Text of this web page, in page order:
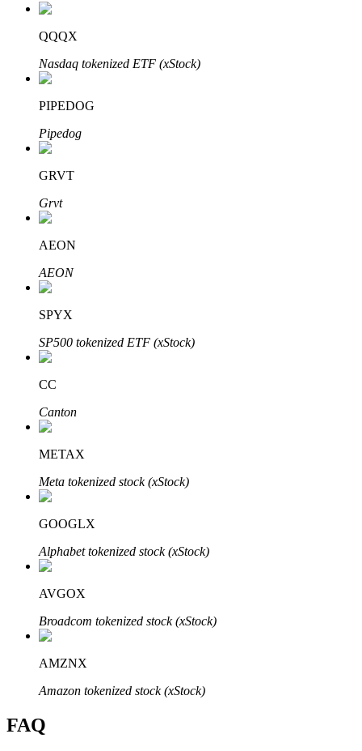
Investissement automobile
Découvrez comment gagner un revenu passif
Bitrue
Partenaires Bitrue
Affiliés Bitrue
QQQX
Nasdaq tokenized ETF (xStock)
PIPEDOG
Pipedog
GRVT
Grvt
AEON
AEON
SPYX
SP500 tokenized ETF (xStock)
CC
Canton
METAX
Meta tokenized stock (xStock)
GOOGLX
Alphabet tokenized stock (xStock)
AVGOX
Broadcom tokenized stock (xStock)
AMZNX
Amazon tokenized stock (xStock)
FAQ